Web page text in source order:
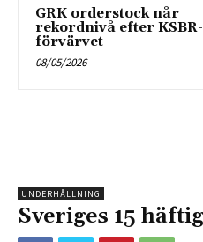
GRK orderstock når
rekordnivå efter KSBR-
förvärvet
08/05/2026